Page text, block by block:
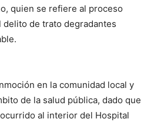
quien se refiere al proceso
de trato degradantes
en la comunidad local y
de la salud pública, dado que
al interior del Hospital